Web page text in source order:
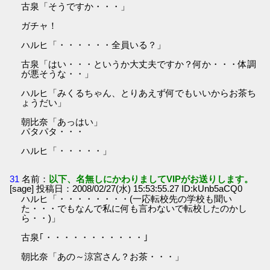
古泉「そうですか・・・」
ガチャ！
ハルヒ「・・・・・・全員いる？」
古泉「はい・・・というか大丈夫ですか？何か・・・体調
が悪そうな・・」
ハルヒ「みくるちゃん、とりあえず何でもいいからお茶ち
ょうだい」
朝比奈「あっはい」
パタパタ・・・
ハルヒ「・・・・・」
31 名前： 以下、名無しにかわりましてVIPがお送りします。
[sage] 投稿日：2008/02/27(水) 15:53:55.27 ID:kUnb5aCQ0
ハルヒ「・・・・・・・・(一応転校先の学校も聞い
た・・・でもなんで私に何も言わないで転校したのかし
ら・・)」
古泉｢・・・・・・・・・・・｣
朝比奈「あの～涼宮さん？お茶・・・」